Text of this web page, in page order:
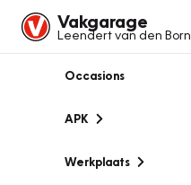
Vakgarage
Leendert van den Born
Occasions
APK
Werkplaats